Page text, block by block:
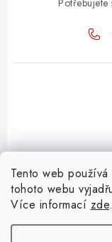
Tento web
tohoto webu
Více informací zde.
Z
Informace pro vás
KONTAKTY